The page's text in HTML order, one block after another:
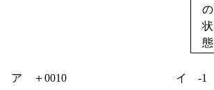
の
状
態
ア ＋0010 イ -1